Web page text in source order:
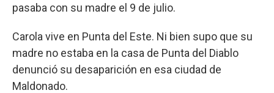
pasaba con su madre el 9 de julio.
Carola vive en Punta del Este. Ni bien supo que su
madre no estaba en la casa de Punta del Diablo
denunció su desaparición en esa ciudad de
Maldonado.